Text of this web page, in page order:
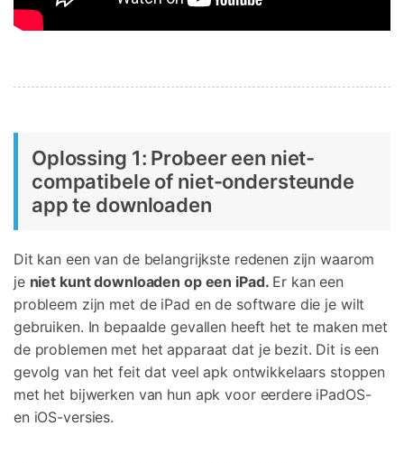
Oplossing 1: Probeer een niet-
compatibele of niet-ondersteunde
app te downloaden
Dit kan een van de belangrijkste redenen zijn waarom
je niet kunt downloaden op een iPad. Er kan een
probleem zijn met de iPad en de software die je wilt
gebruiken. In bepaalde gevallen heeft het te maken met
de problemen met het apparaat dat je bezit. Dit is een
gevolg van het feit dat veel apk ontwikkelaars stoppen
met het bijwerken van hun apk voor eerdere iPadOS-
en iOS-versies.